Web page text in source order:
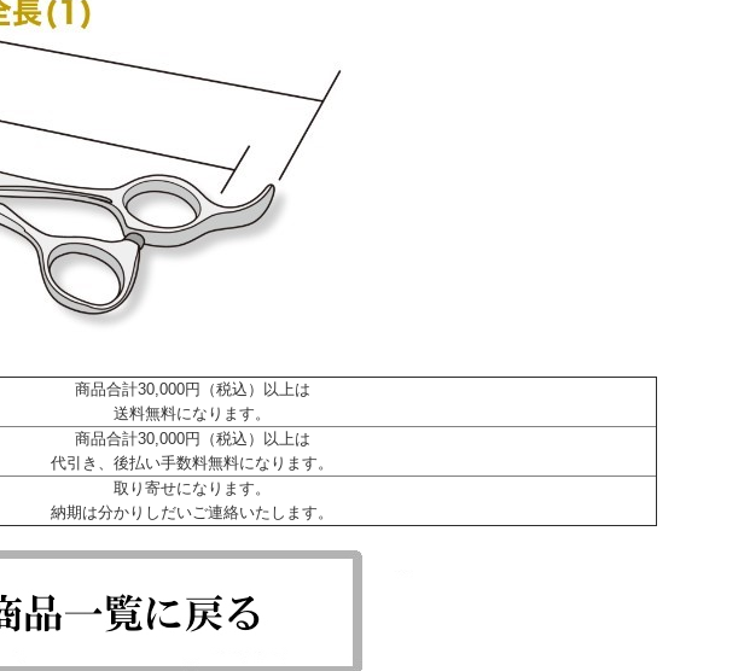
商品合計30,000円（税込）以上は
送料無料になります。
商品合計30,000円（税込）以上は
代引き、後払い手数料無料になります。
取り寄せになります。
納期は分かりしだいご連絡いたします。